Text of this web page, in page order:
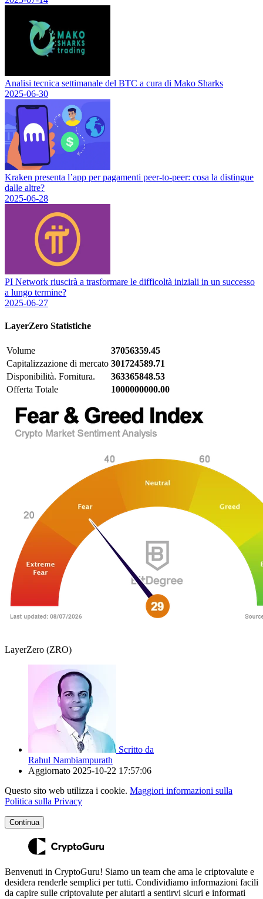
Analisi tecnica settimanale del BTC a cura di Mako Sharks
2025-06-30
Kraken presenta l’app per pagamenti peer-to-peer: cosa la distingue
dalle altre?
2025-06-28
PI Network riuscirà a trasformare le difficoltà iniziali in un successo
a lungo termine?
2025-06-27
LayerZero Statistiche
Volume
37056359.45
Capitalizzazione di mercato 301724589.71
Disponibilità. Fornitura.
363365848.53
Offerta Totale
1000000000.00
LayerZero (ZRO)
Scritto da
Rahul Nambiampurath
Aggiornato 2025-10-22 17:57:06
Questo sito web utilizza i cookie. Maggiori informazioni sulla
Politica sulla Privacy
Continua
Benvenuti in CryptoGuru! Siamo un team che ama le criptovalute e
desidera renderle semplici per tutti. Condividiamo informazioni facili
da capire sulle criptovalute per aiutarti a sentirvi sicuri e informati